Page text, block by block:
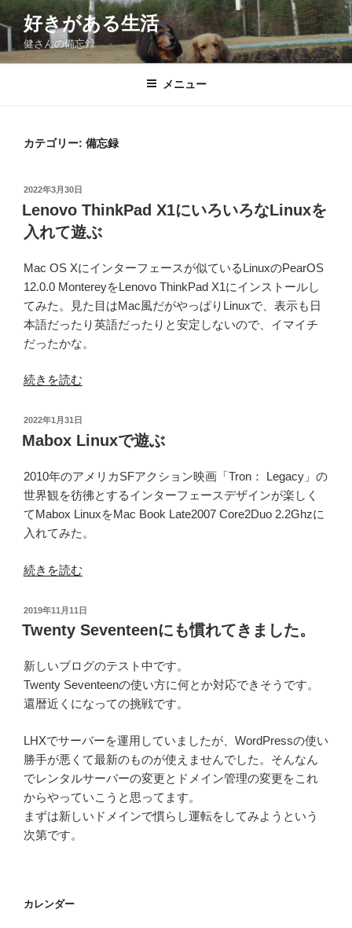
コ
ン
テ
ン
好きがある生活
健さんの備忘録
メニュー
カテゴリー: 備忘録
投
稿
日:
2022年3月30日
Lenovo ThinkPad X1にいろいろなLinuxを
入れて遊ぶ
Mac OS Xにインターフェースが似ているLinuxのPearOS
12.0.0 MontereyをLenovo ThinkPad X1にインストールし
てみた。見た目はMac風だがやっぱりLinuxで、表示も日
本語だったり英語だったりと安定しないので、イマイチ
だったかな。
“Lenovo
X1
に
ろ
い
ろ
な
を
れ
て
ぶ”
の
続きを読む
投
稿
日:
2022年1月31日
Mabox Linuxで遊ぶ
2010年のアメリカSFアクション映画「Tron： Legacy」の
世界観を彷彿とするインターフェースデザインが楽しく
てMabox LinuxをMac Book Late2007 Core2Duo 2.2Ghzに
入れてみた。
“Mabox
で
遊
の
続きを読む
投
稿
日:
2019年11月11日
Twenty Seventeenにも慣れてきました。
新しいブログのテスト中です。
Twenty Seventeenの使い方に何とか対応できそうです。
還暦近くになっての挑戦です。
LHXでサーバーを運用していましたが、WordPressの使い
勝手が悪くて最新のものが使えませんでした。そんなん
でレンタルサーバーの変更とドメイン管理の変更をこれ
からやっていこうと思ってます。
まずは新しいドメインで慣らし運転をしてみようという
次第です。
カレンダー